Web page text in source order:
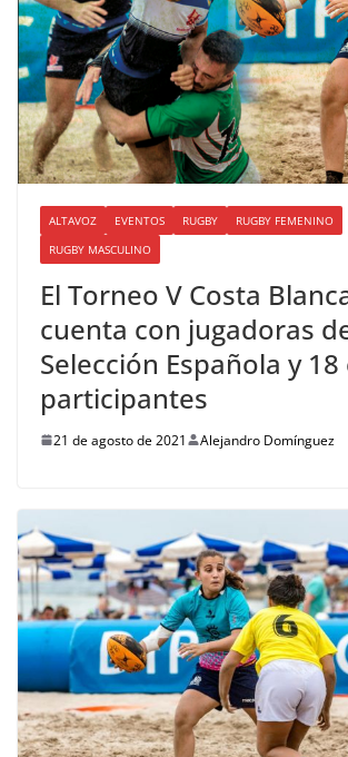
ALTAVOZ EVENTOS RUGBY
RUGBY FEMENINO
RUGBY MASCULINO
El Torneo V Costa
cuenta con jugadoras
Selección Española y
participantes
21 de agosto de 2021 Alejandro Domínguez